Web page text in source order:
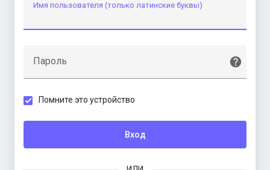
Имя пользователя (только латинские буквы)
Пароль
Помните это устройство
Вход